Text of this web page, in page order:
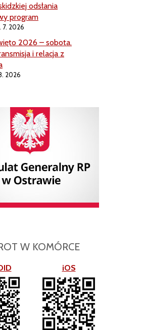
odsłania
program
7. 2026
2026 – sobota.
i relacja z
2026
W KOMÓRCE
iOS